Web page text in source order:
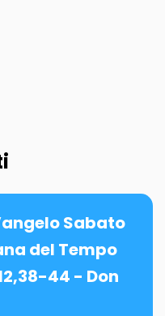
Sabato
del Tempo
44 - Don